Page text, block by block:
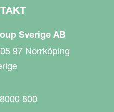
Sverige AB
97 Norrköping
800